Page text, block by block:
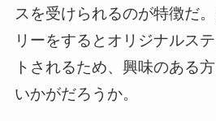
スを受けられるのが特徴だ
リーをするとオリジナルス
トされるため、興味のある
いかがだろうか。